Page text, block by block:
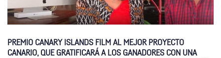
PREMIO CANARY ISLANDS FILM AL MEJOR PROYECTO
CANARIO, QUE GRATIFICARÁ A LOS GANADORES CON UNA